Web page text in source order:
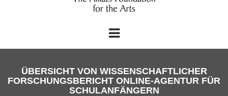
ÜBERSICHT VON WISSENSCHAFTLICHER
FORSCHUNGSBERICHT ONLINE-AGENTUR FÜR
SCHULANFÄNGERN